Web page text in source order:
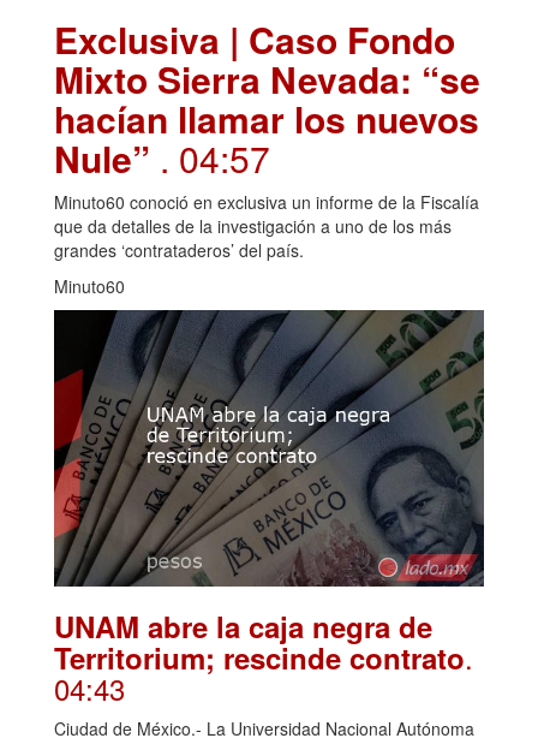
Exclusiva | Caso Fondo
Mixto Sierra Nevada: “se
hacían llamar los nuevos
Nule” . 04:57
Minuto60 conoció en exclusiva un informe de la Fiscalía
que da detalles de la investigación a uno de los más
grandes ‘contrataderos’ del país.
Minuto60
UNAM abre la caja negra de
Territorium; rescinde contrato.
04:43
Ciudad de México.- La Universidad Nacional Autónoma